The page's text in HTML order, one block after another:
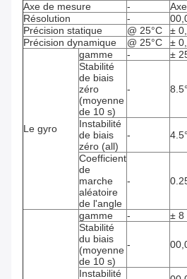
Axe de mesure
-
Résolution
-
Précision statique
@ 25°C
±
Précision dynamique
@ 25°C ±
Le gyro
gamme -
±
Stabilité
de biais
zéro
(moyenne
de 10 s)
-
Instabilité
de biais
zéro (all)
-
Coefficient
de
marche
aléatoire
de l'angle
-
gamme -
± 8
Stabilité
du biais
(moyenne
de 10 s)
-
Instabilité